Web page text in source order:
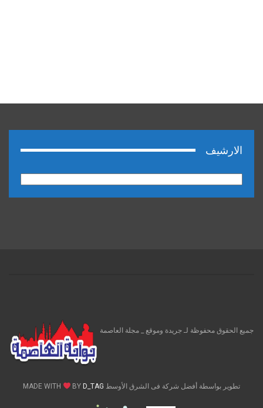
الارشيف
جميع الحقوق محفوظة لـ جريدة وموقع _ مجلة العاصمة
تطوير بواسطة أفضل شركة فى الشرق الأوسط MADE WITH BY D_TAG